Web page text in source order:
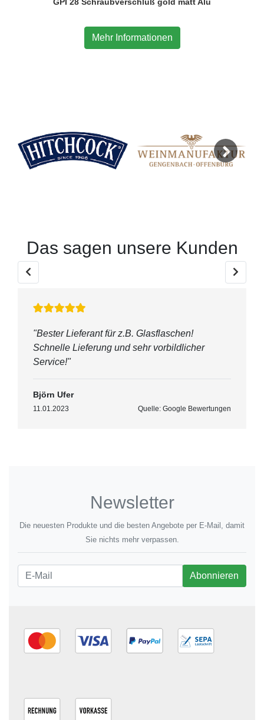
GPI 28 Schraubverschluß gold matt Alu
Mehr Informationen
Das sagen unsere Kunden
"Bester Lieferant für z.B. Glasflaschen!
Schnelle Lieferung und sehr vorbildlicher
Service!"
Björn Ufer
11.01.2023 Quelle: Google Bewertungen
Newsletter
Die neuesten Produkte und die besten Angebote per E-Mail, damit
Sie nichts mehr verpassen.
Newsletter
Abonnieren